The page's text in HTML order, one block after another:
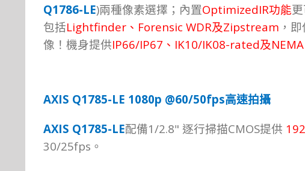
Q1786-LE)兩種像素選擇； 內置OptimizedIR功能
包括Lightfinder 、 Forensic WDR及Zipstream ，
像！ 機身提供IP66/IP67 、 IK10/IK08-rated及
AXIS Q1785-LE 1080p @60/50fps高速拍攝
AXIS Q1785-LE配備1/2.8" 逐行掃描CMOS提供
30/25fps 。